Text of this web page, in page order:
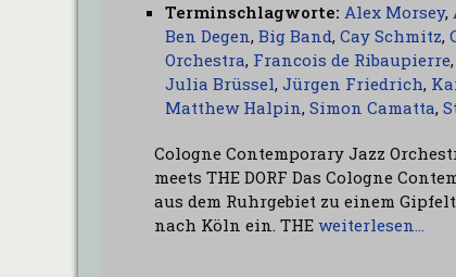
Terminschlagworte: Alex Morsey,
Ben Degen, Big Band, Cay Schmitz,
Orchestra, Francois de Ribaupierre,
Julia Brüssel, Jürgen Friedrich,
Matthew Halpin, Simon Camatta,
Cologne Contemporary Jazz
meets THE DORF Das Cologne
aus dem Ruhrgebiet zu einem
nach Köln ein. THE weiterlesen…